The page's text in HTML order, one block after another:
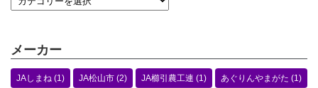
メーカー
JAしまね (1) JA松山市 (2) JA櫛引農工連 (1) あぐりんやまがた (1)